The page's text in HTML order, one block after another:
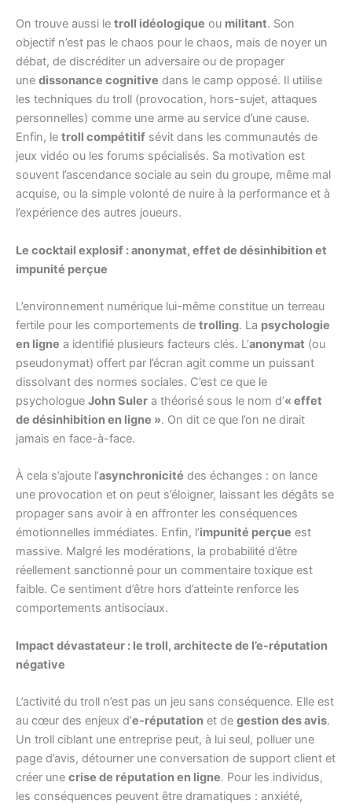
On trouve aussi le troll idéologique ou militant. Son
objectif n’est pas le chaos pour le chaos, mais de noyer un
débat, de discréditer un adversaire ou de propager
une dissonance cognitive dans le camp opposé. Il utilise
les techniques du troll (provocation, hors-sujet, attaques
personnelles) comme une arme au service d’une cause.
Enfin, le troll compétitif sévit dans les communautés de
jeux vidéo ou les forums spécialisés. Sa motivation est
souvent l’ascendance sociale au sein du groupe, même mal
acquise, ou la simple volonté de nuire à la performance et à
l’expérience des autres joueurs.
Le cocktail explosif : anonymat, effet de désinhibition et
impunité perçue
L’environnement numérique lui-même constitue un terreau
fertile pour les comportements de trolling. La psychologie
en ligne a identifié plusieurs facteurs clés. L’anonymat (ou
pseudonymat) offert par l’écran agit comme un puissant
dissolvant des normes sociales. C’est ce que le
psychologue John Suler a théorisé sous le nom d’« effet
de désinhibition en ligne ». On dit ce que l’on ne dirait
jamais en face-à-face.
À cela s’ajoute l’asynchronicité des échanges : on lance
une provocation et on peut s’éloigner, laissant les dégâts se
propager sans avoir à en affronter les conséquences
émotionnelles immédiates. Enfin, l’impunité perçue est
massive. Malgré les modérations, la probabilité d’être
réellement sanctionné pour un commentaire toxique est
faible. Ce sentiment d’être hors d’atteinte renforce les
comportements antisociaux.
Impact dévastateur : le troll, architecte de l’e-réputation
négative
L’activité du troll n’est pas un jeu sans conséquence. Elle est
au cœur des enjeux d’e-réputation et de gestion des avis.
Un troll ciblant une entreprise peut, à lui seul, polluer une
page d’avis, détourner une conversation de support client et
créer une crise de réputation en ligne. Pour les individus,
les conséquences peuvent être dramatiques : anxiété,